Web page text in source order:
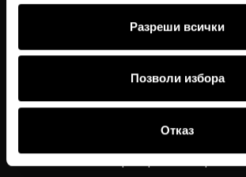
Разреши всички
Позволи избора
Отказ
Магазини
Работи с нас
Връщане и замяна
Бродерия
Купи подаръчен ваучер
Проверка на баланс по